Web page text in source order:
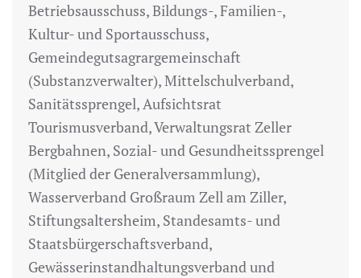
Betriebsausschuss, Bildungs-, Familien-,
Kultur- und Sportausschuss,
Gemeindegutsagrargemeinschaft
(Substanzverwalter), Mittelschulverband,
Sanitätssprengel, Aufsichtsrat
Tourismusverband, Verwaltungsrat Zeller
Bergbahnen, Sozial- und Gesundheitssprengel
(Mitglied der Generalversammlung),
Wasserverband Großraum Zell am Ziller,
Stiftungsaltersheim, Standesamts- und
Staatsbürgerschaftsverband,
Gewässerinstandhaltungsverband und